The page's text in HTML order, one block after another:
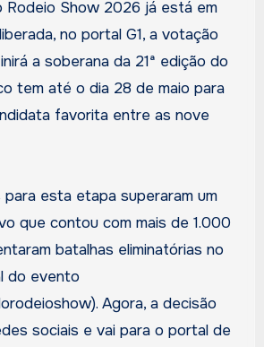
Rodeio Show 2026 já está em
no portal G1, a votação
a soberana da 21ª edição do
tem até o dia 28 de maio para
favorita entre as nove
esta etapa superaram um
que contou com mais de 1.000
batalhas eliminatórias no
do evento
Agora, a decisão
sociais e vai para o portal de